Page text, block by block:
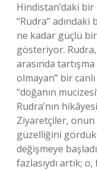
Hindistan’daki
“Rudra”
ne kadar güçlü
gösteriyor.
arasında tartışma
olmayan” bir
“doğanın
Rudra’nın
Ziyaretçiler,
güzelliğini
değişmeye
fazlasıydı artık;